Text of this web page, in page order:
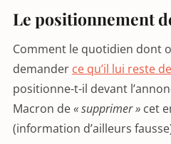
Le positionnement
Comment le quotidien dont
demander ce qu’il lui reste
positionne-t-il devant
Macron de« supprimer » cet
(information d’ailleurs